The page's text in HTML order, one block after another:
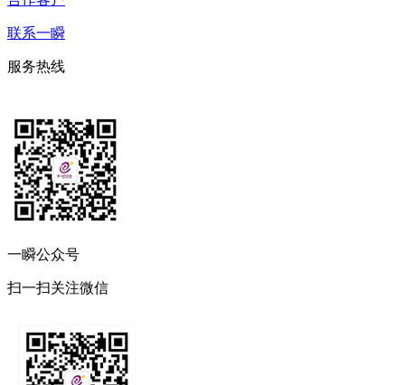
联系一瞬
服务热线
一瞬公众号
扫一扫关注微信